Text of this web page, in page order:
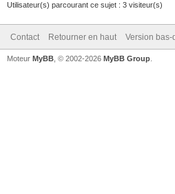
Utilisateur(s) parcourant ce sujet : 3 visiteur(s)
Contact Retourner en haut Version bas-
Moteur MyBB , © 2002-2026 MyBB Group